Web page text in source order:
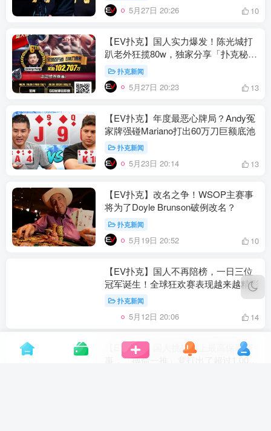
5月27日 20:26 10
【EV扑克】国人实力爆发！陈光城打
趴老外狂揽80w，独家分享「扑克秘
诀」扑克新闻
5月27日 20:23 13
【EV扑克】年度最恶心牌局？Andy冤
家牌强碰Mariano打出60万刀巨额底池
扑克新闻
5月23日 20:14 13
【EV扑克】改名之争！WSOP主赛事
将为了Doyle Brunson破例改名？
扑克新闻
5月19日 20:52 10
【EV扑克】国人不再陪榜，一日三位
冠军诞生！全球狂欢赛表现越来越精彩
扑克新闻
5月12日 20:06 14
【EV扑克】国人挑战史上最高保底赛
事，「搏命一推」竟打出了超过1,000